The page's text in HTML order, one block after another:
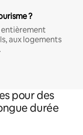
?
aux logements
pour des
durée